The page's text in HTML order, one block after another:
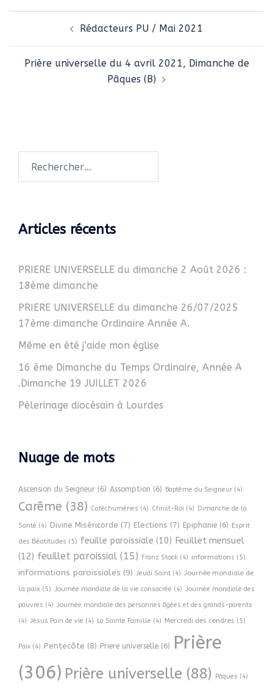
Rédacteurs PU / Mai 2021
Prière universelle du 4 avril 2021, Dimanche de
Pâques (B)
Articles récents
PRIERE UNIVERSELLE du dimanche 2 Août 2026 :
18ème dimanche
PRIERE UNIVERSELLE du dimanche 26/07/2025
17ème dimanche Ordinaire Année A.
Même en été j’aide mon église
16 ème Dimanche du Temps Ordinaire, Année A
.Dimanche 19 JUILLET 2026
Pèlerinage diocésain à Lourdes
Nuage de mots
Ascension du Seigneur (6) Assomption (6) Baptême du Seigneur (4)
Carême (38) Catéchumènes (4) Christ-Roi (4) Dimanche de la
Santé (4) Divine Miséricorde (7) Elections (7) Epiphanie (6) Esprit
des Béatitudes (5) feuille paroissiale (10) Feuillet mensuel
(12) feuillet paroissial (15) Franz Stock (4) informations (5)
informations paroissiales (9) Jeudi Saint (4) Journée mondiale de
la paix (5) Journée mondiale de la vie consacrée (4) Journée mondiale des
pauvres (4) Journée mondiale des personnes âgées et des grands-parents
(4) Jésus Pain de vie (4) La Sainte Famille (4) Mercredi des cendres (5)
Paix (4) Pentecôte (8) Priere universelle (6)
Prière
(306) Prière universelle (88) Pâques (4)